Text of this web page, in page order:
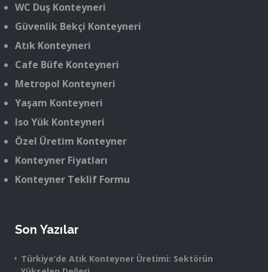
WC Duş Konteyneri
Güvenlik Bekçi Konteyneri
Atık Konteyneri
Cafe Büfe Konteyneri
Metropol Konteyneri
Yaşam Konteyneri
Iso Yük Konteyneri
Özel Üretim Konteyner
Konteyner Fiyatları
Konteyner Teklif Formu
Son Yazılar
Türkiye’de Atık Konteyner Üretimi: Sektörün